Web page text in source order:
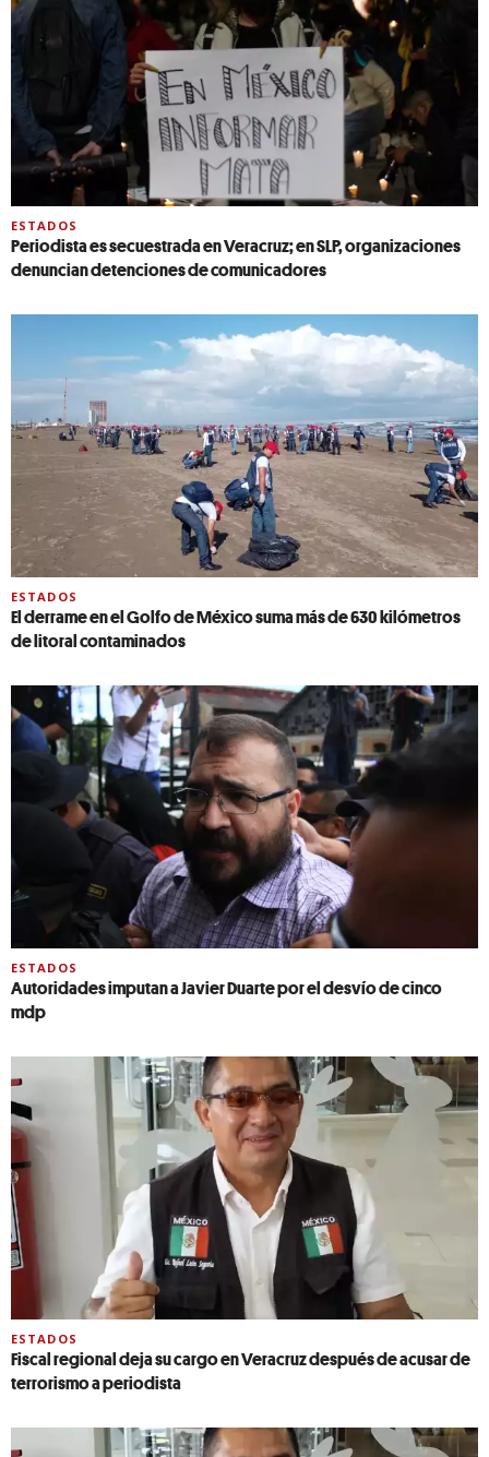
ESTADOS
Periodista es secuestrada en Veracruz; en SLP, organizaciones
denuncian detenciones de comunicadores
ESTADOS
El derrame en el Golfo de México suma más de 630 kilómetros
de litoral contaminados
ESTADOS
Autoridades imputan a Javier Duarte por el desvío de cinco
mdp
ESTADOS
Fiscal regional deja su cargo en Veracruz después de acusar de
terrorismo a periodista